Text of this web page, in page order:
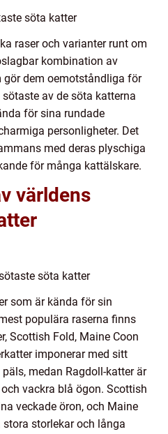
söta katter
raser och varianter runt om
kombination av
gör dem oemotståndliga för
av de söta katterna
för sina rundade
personligheter. Det
med deras plyschiga
för många kattälskare.
världens
söta katter
som är kända för sin
populära raserna finns
Scottish Fold, Maine Coon
imponerar med sitt
medan Ragdoll-katter är
vackra blå ögon. Scottish
veckade öron, och Maine
storlekar och långa